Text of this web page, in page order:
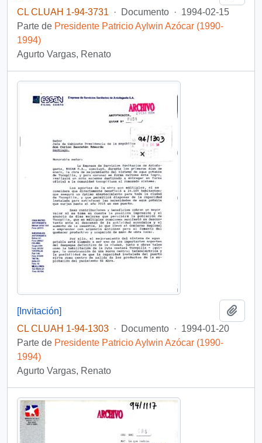
CL CLUAH 1-94-3731
· Documento · 1994-02-15
Parte de Presidente Patricio Aylwin Azócar (1990-
1994)
Agurto Vargas, Renato
[Invitación]
CL CLUAH 1-94-1303 · Documento · 1994-01-20
Parte de Presidente Patricio Aylwin Azócar (1990-
1994)
Agurto Vargas, Renato